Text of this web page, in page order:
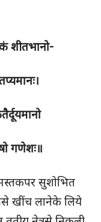
शीतभानो-
गणेशः॥
सुशोभित
खींच लानेके लिये